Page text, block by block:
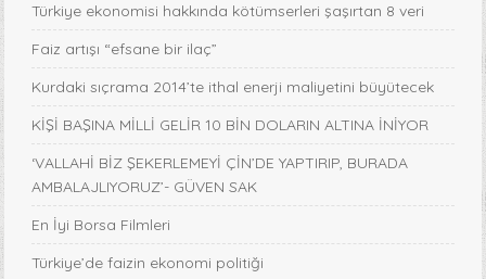
Türkiye ekonomisi hakkında kötümserleri şaşırtan 8 veri
Faiz artışı “efsane bir ilaç”
Kurdaki sıçrama 2014’te ithal enerji maliyetini büyütecek
KİŞİ BAŞINA MİLLİ GELİR 10 BİN DOLARIN ALTINA İNİYOR
‘VALLAHİ BİZ ŞEKERLEMEYİ ÇİN’DE YAPTIRIP, BURADA
AMBALAJLIYORUZ’- GÜVEN SAK
En İyi Borsa Filmleri
Türkiye’de faizin ekonomi politiği